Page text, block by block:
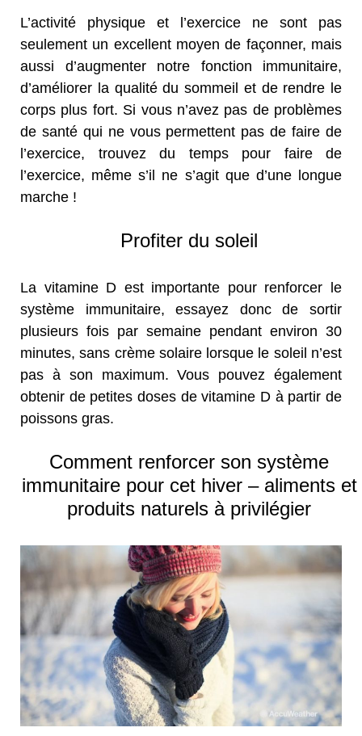
L’activité physique et l’exercice ne sont pas
seulement un excellent moyen de façonner, mais
aussi d’augmenter notre fonction immunitaire,
d’améliorer la qualité du sommeil et de rendre le
corps plus fort. Si vous n’avez pas de problèmes
de santé qui ne vous permettent pas de faire de
l’exercice, trouvez du temps pour faire de
l’exercice, même s’il ne s’agit que d’une longue
marche !
Profiter du soleil
La vitamine D est importante pour renforcer le
système immunitaire, essayez donc de sortir
plusieurs fois par semaine pendant environ 30
minutes, sans crème solaire lorsque le soleil n’est
pas à son maximum. Vous pouvez également
obtenir de petites doses de vitamine D à partir de
poissons gras.
Comment renforcer son système
immunitaire pour cet hiver – aliments et
produits naturels à privilégier